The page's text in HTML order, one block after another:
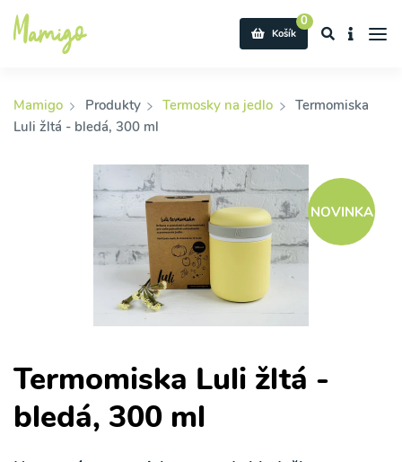
0
Košík
Mamigo Produkty Termosky na jedlo
Termomiska
Luli žltá - bledá, 300 ml
Termomiska Luli žltá -
bledá, 300 ml
NOVINKA